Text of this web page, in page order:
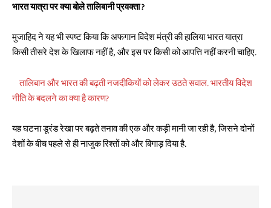
भारत यात्रा पर क्या बोले तालिबानी प्रवक्ता ?
मुजाहिद ने यह भी स्पष्ट किया कि अफगान विदेश मंत्री की हालिया भारत यात्रा
किसी तीसरे देश के खिलाफ नहीं है, और इस पर किसी को आपत्ति नहीं करनी चाहिए.
तालिबान और भारत की बढ़ती नजदीकियों को लेकर उठते सवाल. भारतीय विदेश
नीति के बदलने का क्या है कारण?
यह घटना डूरंड रेखा पर बढ़ते तनाव की एक और कड़ी मानी जा रही है, जिसने दोनों
देशों के बीच पहले से ही नाजुक रिश्तों को और बिगाड़ दिया है.